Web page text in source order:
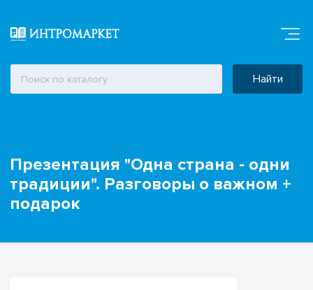
Найти
Презентация "Одна страна - одни
традиции". Разговоры о важном +
подарок